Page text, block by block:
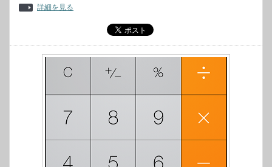
詳細を見る